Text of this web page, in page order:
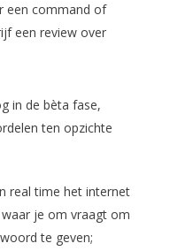
een command of
een review over
in de bèta fase,
ten opzichte
real time het internet
je om vraagt om
te geven;